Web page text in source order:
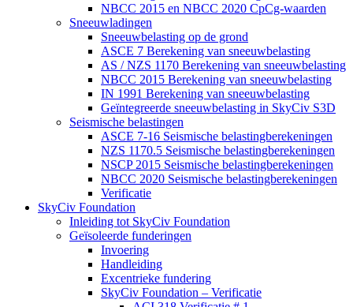
NBCC 2015 en NBCC 2020 CpCg-waarden
Sneeuwladingen
Sneeuwbelasting op de grond
ASCE 7 Berekening van sneeuwbelasting
AS / NZS 1170 Berekening van sneeuwbelasting
NBCC 2015 Berekening van sneeuwbelasting
IN 1991 Berekening van sneeuwbelasting
Geïntegreerde sneeuwbelasting in SkyCiv S3D
Seismische belastingen
ASCE 7-16 Seismische belastingberekeningen
NZS 1170.5 Seismische belastingberekeningen
NSCP 2015 Seismische belastingberekeningen
NBCC 2020 Seismische belastingberekeningen
Verificatie
SkyCiv Foundation
Inleiding tot SkyCiv Foundation
Geïsoleerde funderingen
Invoering
Handleiding
Excentrieke fundering
SkyCiv Foundation – Verificatie